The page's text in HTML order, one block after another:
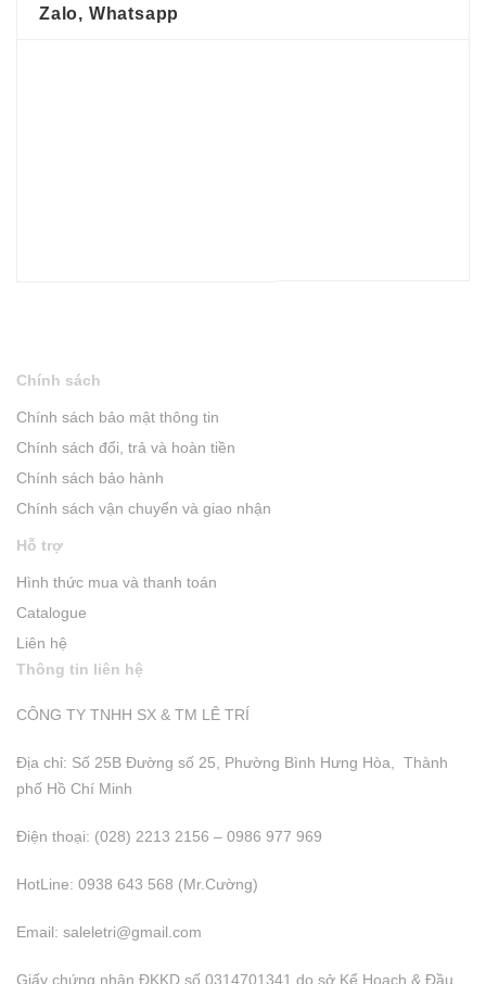
Zalo, Whatsapp
Chính sách
Chính sách bảo mật thông tin
Chính sách đổi, trả và hoàn tiền
Chính sách bảo hành
Chính sách vận chuyển và giao nhận
Hỗ trợ
Hình thức mua và thanh toán
Catalogue
Liên hệ
Thông tin liên hệ
CÔNG TY TNHH SX & TM LÊ TRÍ
Địa chỉ: Số 25B Đường số 25, Phường Bình Hưng Hòa, Thành
phố Hồ Chí Minh
Điện thoại: (028) 2213 2156 – 0986 977 969
HotLine: 0938 643 568 (Mr.Cường)
Email: saleletri@gmail.com
Giấy chứng nhận ĐKKD số 0314701341 do sở Kể Hoạch & Đầu